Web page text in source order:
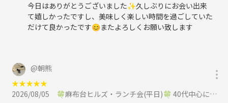
今日はありがとうございました✨久しぶりにお会い出来
て嬉しかったですし、美味しく楽しい時間を過ごしていた
だけて良かったです😊またよろしくお願い致します
@朝熊
★★★★★
2026/08/05
🍀麻布台ヒルズ・ランチ会(平日)🍀 40代中心に参加